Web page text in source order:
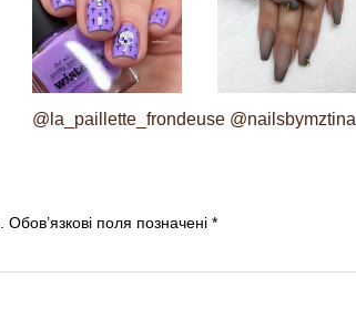
@la_paillette_frondeuse @nailsbymztina
Обов’язкові поля позначені *